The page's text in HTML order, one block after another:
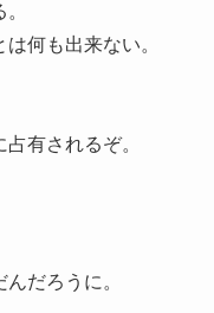
何も出来ない。
有されるぞ。
だろうに。